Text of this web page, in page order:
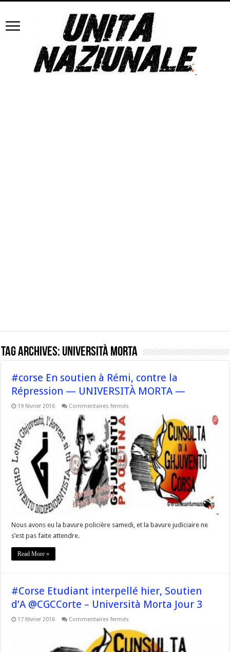
Tag Archives: Università Morta
#corse En soutien à Rémi, contre la
Répression — UNIVERSITÀ MORTA —
19 février 2016 Commentaires fermés
Rémi,
contre
la
Répression
—
UNIVERSITÀ
MORTA
Nous avons eu la bavure policière samedi, et la bavure judiciaire ne
s’est pas faite attendre.
Read More »
#Corse Etudiant interpellé hier, Soutien
d’A @CGCCorte – Università Morta Jour 3
17 février 2016 Commentaires fermés
Etudiant
interpellé
hier,